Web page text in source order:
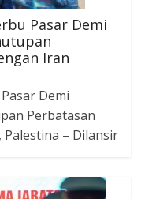
Pasar Demi
Iran
Demi
Perbatasan
Palestina – Dilansir